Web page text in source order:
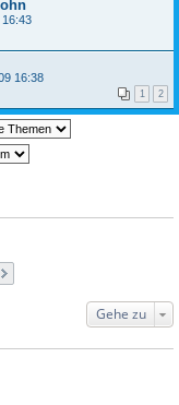
16:38
1 2
Gehe zu